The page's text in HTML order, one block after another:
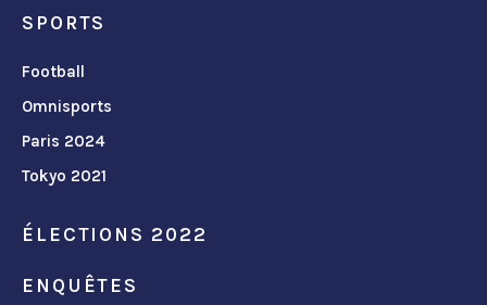
SPORTS
Football
Omnisports
Paris 2024
Tokyo 2021
ÉLECTIONS 2022
ENQUÊTES